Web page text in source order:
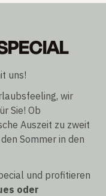
uns!
wir
Sie! Ob
Auszeit zu zweit
Sommer in den
und profitieren
oder